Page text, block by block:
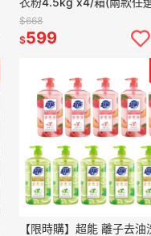
$668
$599
【限時購】超能 離子去油